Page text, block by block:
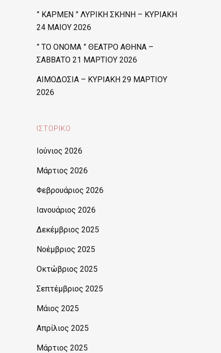
” ΚΑΡΜΕΝ ” ΛΥΡΙΚΗ ΣΚΗΝΗ – ΚΥΡΙΑΚΗ
24 ΜΑΙΟΥ 2026
” ΤΟ ΟΝΟΜΑ ” ΘΕΑΤΡΟ ΑΘΗΝΑ –
ΣΑΒΒΑΤΟ 21 ΜΑΡΤΙΟΥ 2026
ΑΙΜΟΔΟΣΙΑ – ΚΥΡΙΑΚΗ 29 ΜΑΡΤΙΟΥ
2026
ΙΣΤΟΡΙΚΌ
Ιούνιος 2026
Μάρτιος 2026
Φεβρουάριος 2026
Ιανουάριος 2026
Δεκέμβριος 2025
Νοέμβριος 2025
Οκτώβριος 2025
Σεπτέμβριος 2025
Μάιος 2025
Απρίλιος 2025
Μάρτιος 2025